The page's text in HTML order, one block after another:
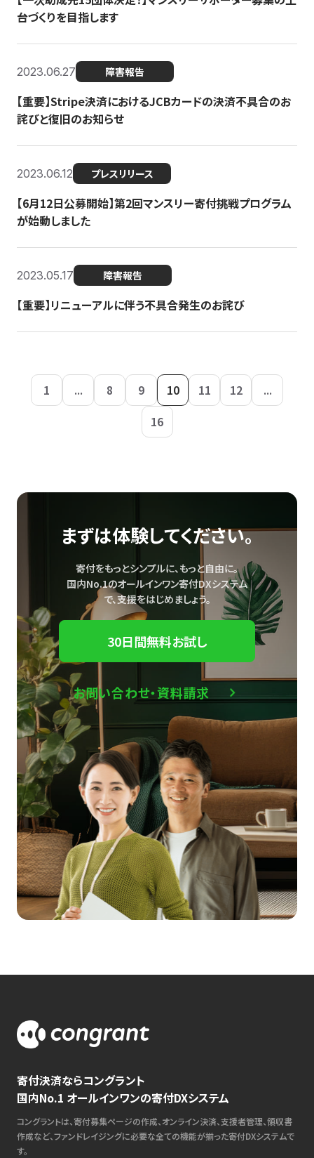
台づくりを目指します
2023.06.27 障害報告
【重要】Stripe決済におけるJCBカードの決済不具合のお
詫びと復旧のお知らせ
2023.06.12 プレスリリース
【6月12日公募開始】第2回マンスリー寄付挑戦プログラム
が始動しました
2023.05.17 障害報告
【重要】リニューアルに伴う不具合発生のお詫び
1 ... 8 9 10 11 12
...
16
まずは体験してください。
寄付をもっとシンプルに、もっと自由に。
国内No.1のオールインワン寄付DXシステム
で、支援をはじめましょう。
30日間無料お試し
お問い合わせ・資料請求
寄付決済ならコングラント
国内No.1 オールインワンの寄付DXシステム
コングラントは、寄付募集ページの作成、オンライン決済、支援者管理、領収書
作成など、ファンドレイジングに必要な全ての機能が揃った寄付DXシステムで
す。